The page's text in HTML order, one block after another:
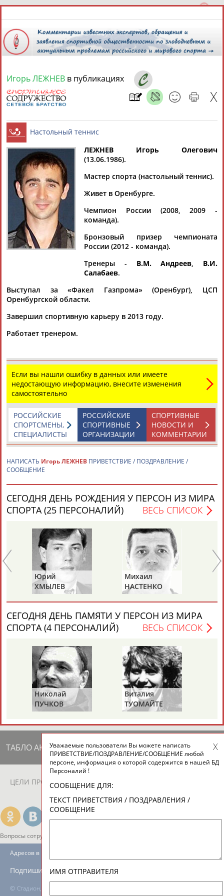
8 августа 2026 года,
СПОРТСМЕНЫ, ТРЕНЕРЫ И СПЕЦИАЛИСТЫ
Найдено: 13181персон Расширенный поиск
Аслаудин
АБАЕВ
Елена
АБАИМОВА
Мария
АБАКУМОВА
Юлия
Тамилла
АБАСОВА
Рамазан
АБАЧАРАЕВ
Ростом
АББАТЕ-
АББЯСОВА
АБДРАХМАНОВАБДРАХМАНОВА АБДУВАЛИЕВ
АБДУЛАЕВ
Рамазан
АБДУЛАЕВ
Тагир
АБДУЛАЕВ
Камиль
АБДУЛАЗИЗОВ
АБДУЛБЕКОВ
АБДУЛДАУДОВАБДУЛЖАЛИЛОВ АБДУЛКАГИРОВАБДУЛЛАЕВ
24 персон из 13181
ЕЩЁ ПЕРСОНЫ
ТАБЛО АКТИВНОСТИ
ЦЕЛИ ПРОЕКТА КОНТАКТЫ
Вопросы сотрудничества и совместной деятельности
© Стадион, 1998-2026
Адресов в новостной рассылке: 996
Подпишись
Игорь ЛЕЖНЕВ в публикациях
Настольный теннис
ЛЕЖНЕВ Игорь
Олегович
(13.06.1986).
Мастер спорта (настольный теннис).
Живет в Оренбурге.
Чемпион России (2008, 2009 -
команда).
Бронзовый призер чемпионата
России (2012 - команда).
Тренеры - В.М. Андреев, В.И.
Салабаев.
Выступал за «Факел Газпрома» (Оренбург), ЦСП
Оренбургской области.
Завершил спортивную карьеру в 2013 году.
Работает тренером.
Если вы нашли ошибку в данных или имеете
недостающую информацию, внесите изменения
самостоятельно
СПОРТИВНЫЕ
НОВОСТИ И
КОММЕНТАРИИ
РОССИЙСКИЕ
СПОРТИВНЫЕ
ОРГАНИЗАЦИИ
РОССИЙСКИЕ
СПОРТСМЕНЫ,
СПЕЦИАЛИСТЫ
НАПИСАТЬ Игорь ЛЕЖНЕВ ПРИВЕТСТВИЕ / ПОЗДРАВЛЕНИЕ /
СООБЩЕНИЕ
СЕГОДНЯ ДЕНЬ РОЖДЕНИЯ У ПЕРСОН ИЗ МИРА
СПОРТА (25 ПЕРСОНАЛИЙ)
ВЕСЬ СПИСОК
Юрий
ХМЫЛЕВ
Михаил
НАСТЕНКО
СЕГОДНЯ ДЕНЬ ПАМЯТИ У ПЕРСОН ИЗ МИРА
СПОРТА (4 ПЕРСОНАЛИЙ)
ВЕСЬ СПИСОК
Николай
ПУЧКОВ
Виталия
ТУОМАЙТЕ
Уважаемые пользователи Вы можете написать
ПРИВЕТСТВИЕ/ПОЗДРАВЛЕНИЕ/СООБЩЕНИЕ любой
персоне, информация о которой содержится в нашей БД
Персоналий !
СООБЩЕНИЕ ДЛЯ:
ТЕКСТ ПРИВЕТСТВИЯ / ПОЗДРАВЛЕНИЯ /
СООБЩЕНИЕ
ИМЯ ОТПРАВИТЕЛЯ